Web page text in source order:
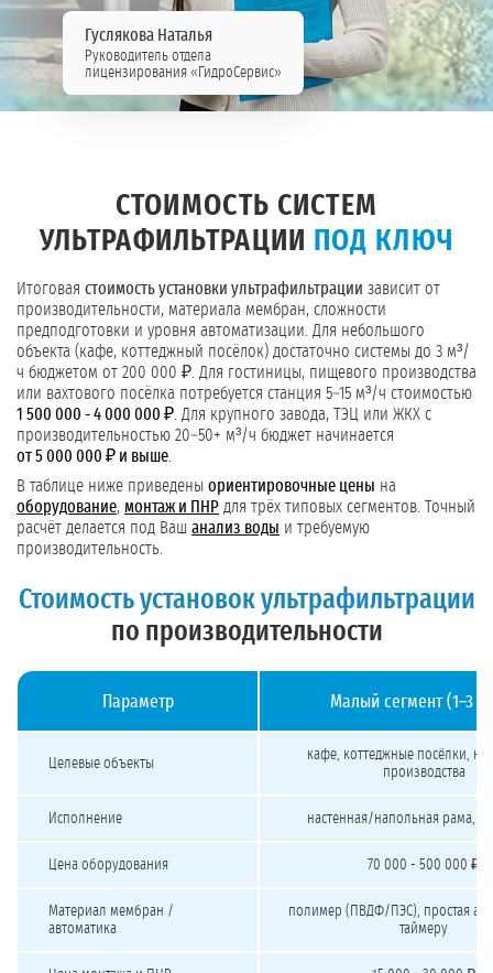
Гуслякова Наталья
Руководитель отдела
лицензирования «ГидроСервис»
СТОИМОСТЬ СИСТЕМ
УЛЬТРАФИЛЬТРАЦИИ
ПОД КЛЮЧ
Итоговая стоимость установки ультрафильтрации зависит от
производительности, материала мембран, сложности
предподготовки и уровня автоматизации. Для небольшого
объекта (кафе, коттеджный посёлок) достаточно системы до 3 м³/
ч бюджетом от 200 000 ₽. Для гостиницы, пищевого производства
или вахтового посёлка потребуется станция 5–15 м³/ч стоимостью
1 500 000 - 4 000 000 ₽ . Для крупного завода, ТЭЦ или ЖКХ с
производительностью 20–50+ м³/ч бюджет начинается
от 5 000 000 ₽ и выше
В таблице ниже приведены ориентировочные цены на
оборудование, монтаж и ПНР для трёх типовых сегментов. Точный
расчёт делается под Ваш анализ воды и требуемую
производительность.
Стоимость установок ультрафильтрации
по производительности
Параметр Малый сегмент (1–3
Целевые объекты
кафе, коттеджные посёлки,
производства
Исполнение настенная/напольная рама,
Цена оборудования 70 000 - 500 000 ₽
Материал мембран /
автоматика
полимер (ПВДФ/ПЭС), простая
таймеру